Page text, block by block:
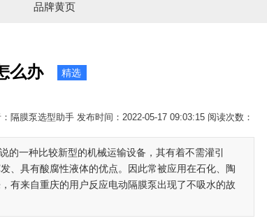
品牌黄页
么办 精选
隔膜泵选型助手 发布时间：2022-05-17 09:03:15 阅读次数：
一种比较新型的机械运输设备，其有着不需灌引
、具有酸腐性液体的优点。因此常被应用在石化、陶
有来自重庆的用户反应电动隔膜泵出现了不吸水的故